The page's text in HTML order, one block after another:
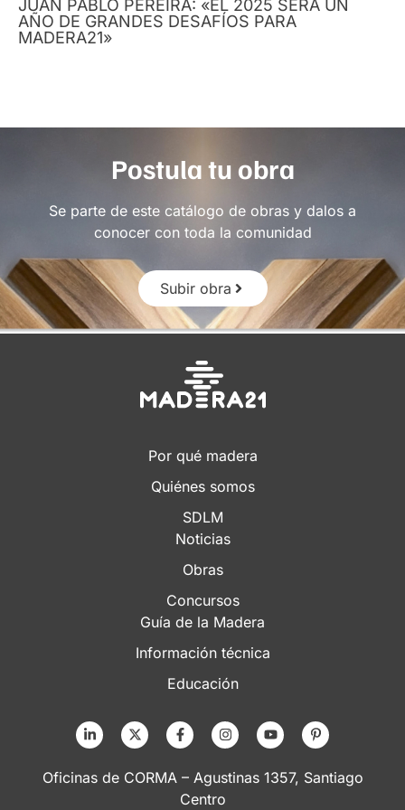
JUAN PABLO PEREIRA: «EL 2025 SERÁ UN
AÑO DE GRANDES DESAFÍOS PARA
MADERA21»
Postula tu obra
Se parte de este catálogo de obras y dalos a
conocer con toda la comunidad
Subir obra
Por qué madera
Quiénes somos
SDLM
Noticias
Obras
Concursos
Guía de la Madera
Información técnica
Educación
Oficinas de CORMA – Agustinas 1357, Santiago
Centro